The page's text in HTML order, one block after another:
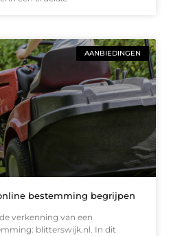
AANBIEDINGEN
bestemming begrijpen
verkenning van een
blitterswijk.nl. In dit